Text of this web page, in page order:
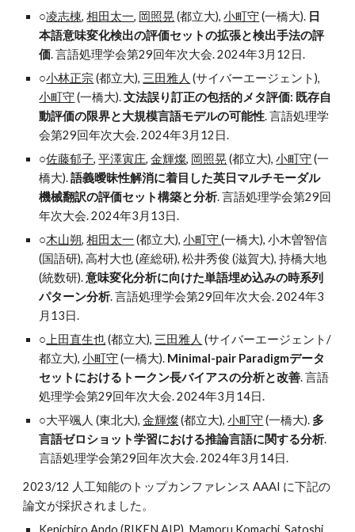
○凌志棟,相田太一, 岡照晃 (都立大),小町守 (一橋大). 日
本語意味変化検出の評価セットの拡張と検出手法の評
価. 言語処理学会第29回年次大会. 2024年3月12日.
○小林正宗(都立大), 三田雅人 (サイバーエージェント),
小町守 (一橋大).文法誤り訂正の包括的メタ評価: 既存自
動評価の限界と大規模言語モデルの可能性. 言語処理学
会第29回年次大会. 2024年3月12日.
○佐藤郁子,平澤寅庄,金輝燦, 岡照晃 (都立大),小町守 (一
橋大).語義曖昧性解消に着目した英日マルチモーダル
機械翻訳の評価セット構築と分析. 言語処理学会第29回
年次大会. 2024年3月13日.
○木山朔,相田太一 (都立大),小町守(一橋大), 小木曽智信
(国語研), 高村大也 (産総研), 松井秀俊 (滋賀大), 持橋大地
(統数研).意味変化分析に向けた単語埋め込みの時系列
パターン分析. 言語処理学会第29回年次大会. 2024年3
月13日.
○ 上田直生也(都立大), 三田雅人 (サイバーエージェント/
都立大),小町守 (一橋大). Minimal-pair Paradigmデータ
セットにおけるトークン長バイアスの分析と改善. 言語
処理学会第29回年次大会. 2024年3月14日.
○大平颯人 (東北大),金輝燦(都立大),小町守 (一橋大). 多
言語ゼロショット学習における推論言語に関する分析.
言語処理学会第29回年次大会. 2024年3月14日.
2023/12 人工知能のトップカンファレンス AAAI に下記の
論文が採択されました。
Kenichiro Ando (RIKEN AIP), Mamoru Komachi, Satoshi